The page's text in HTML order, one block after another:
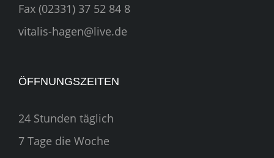
Fax (02331) 37 52 84 8
vitalis-hagen@live.de
ÖFFNUNGSZEITEN
24 Stunden täglich
7 Tage die Woche